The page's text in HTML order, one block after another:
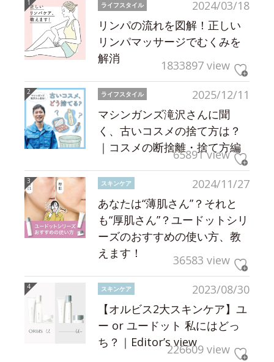
2024/03/18
ライフスタイル
リンパの流れを図解！正しい
リンパマッサージでむくみを
解消
1833897 view
2025/12/11
ライフスタイル
マシンガンズ滝沢さんに聞
く、古いコスメの捨て方は？
｜コスメの断捨離・捨て方編
65891 view
2024/11/27
スキンケア
あなたは“薄肌さん”？それと
も“厚肌さん”？ユードットシリ
ーズのおすすめの使い方、教
えます！
36583 view
2023/08/30
スキンケア
【オルビス2大スキンケア】ユ
ー or ユードット 私にはどっ
ち？｜Editor’s view226609 view